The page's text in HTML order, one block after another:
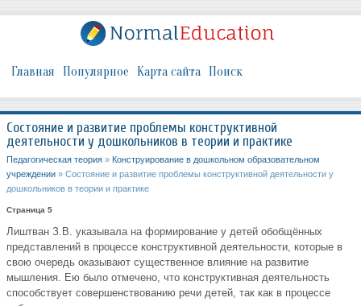
Главная Популярное Карта сайта Поиск
Состояние и развитие проблемы конструктивной
деятельности у дошкольников в теории и практике
Педагогическая теория » Конструирование в дошкольном образовательном
учреждении » Состояние и развитие проблемы конструктивной деятельности у
дошкольников в теории и практике
Страница 5
Лиштван З.В. указывала на формирование у детей обобщённых
представлений в процессе конструктивной деятельности, которые в
свою очередь оказывают существенное влияние на развитие
мышления. Ею было отмечено, что конструктивная деятельность
способствует совершенствованию речи детей, так как в процессе